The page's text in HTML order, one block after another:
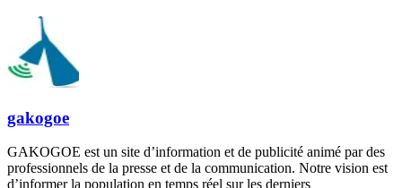
gakogoe
GAKOGOE est un site d’information et de publicité animé par des
professionnels de la presse et de la communication. Notre vision est
d’informer la population en temps réel sur les derniers